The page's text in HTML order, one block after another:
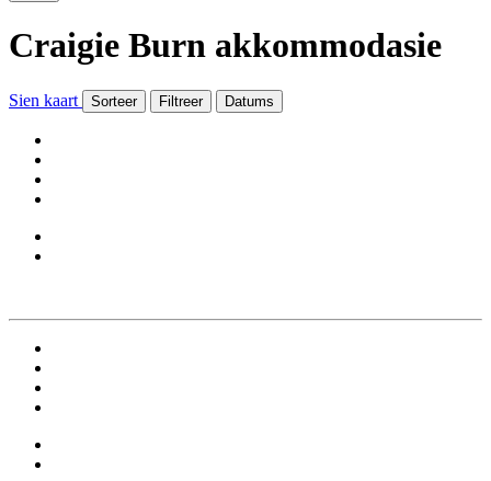
Craigie Burn akkommodasie
Sien kaart Sorteer Filtreer Datums